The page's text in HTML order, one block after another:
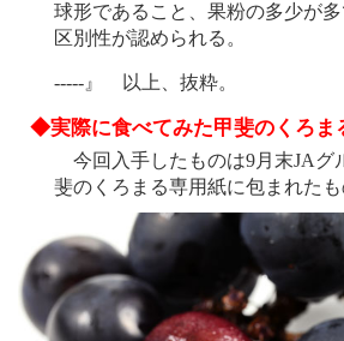
球形であること、果粉の多少が
区別性が認められる。
-----』 以上、抜粋。
◆実際に食べてみた甲斐のくろま
今回入手したものは9月末JAグ
斐のくろまる専用紙に包まれたも